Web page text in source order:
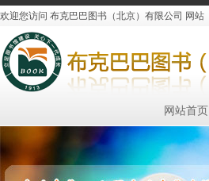
欢迎您访问 布克巴巴图书（北京）有限公司 网站
网站首页